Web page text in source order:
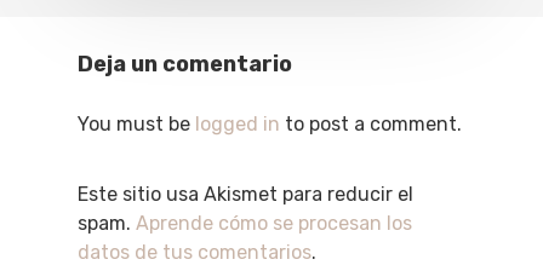
Deja un comentario
You must be logged in to post a comment.
Este sitio usa Akismet para reducir el
spam. Aprende cómo se procesan los
datos de tus comentarios.